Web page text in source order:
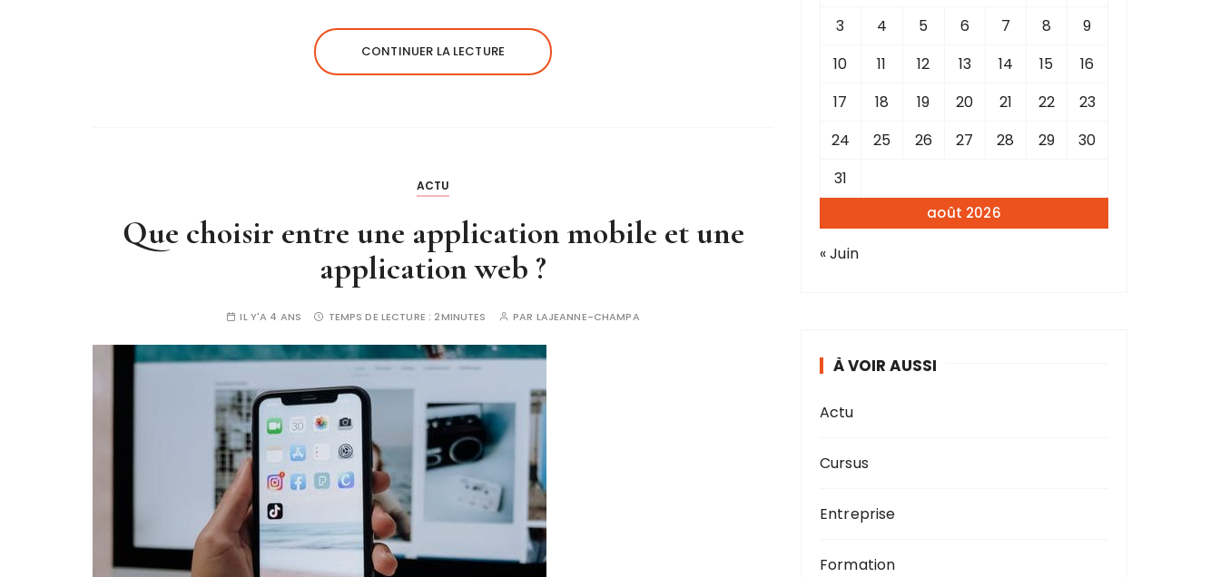
CONTINUER LA LECTURE
ACTU
Que choisir entre une application mobile et une
application web ?
IL Y'A 4 ANS TEMPS DE LECTURE :2MINUTES PAR LAJEANNE-CHAMPA
août 2026
3
4 5 6 7 8
9
10
11 12 13 14 15
16
17
18 19 20 21 22
23
24
25 26 27 28 29
30
31
« Juin
À VOIR AUSSI
Actu
Cursus
Entreprise
Formation